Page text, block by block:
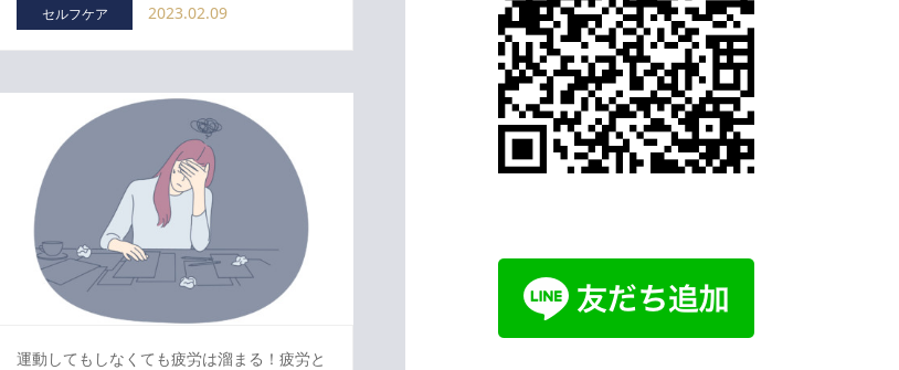
セルフケア 2023.02.09
運動してもしなくても疲労は溜まる！疲労と